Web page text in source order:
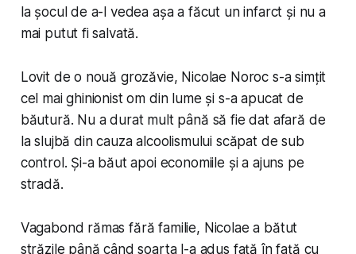
la șocul de a-l vedea așa a făcut un infarct și nu a
mai putut fi salvată.
Lovit de o nouă grozăvie, Nicolae Noroc s-a simțit
cel mai ghinionist om din lume și s-a apucat de
băutură. Nu a durat mult până să fie dat afară de
la slujbă din cauza alcoolismului scăpat de sub
control. Și-a băut apoi economiile și a ajuns pe
stradă.
Vagabond rămas fără familie, Nicolae a bătut
străzile până când soarta l-a adus față în față cu